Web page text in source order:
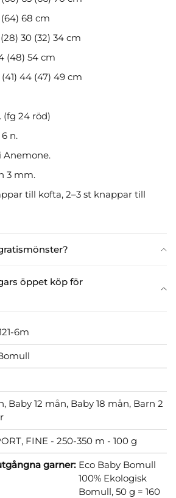
öppet köp för
68 cm
30 (32) 34 cm
(48) 54 cm
44 (47) 49 cm
(fg 24 röd)
n.
i Anemone.
3 mm.
till kofta, 2–3 st knappar till
6m
Baby 12 mån, Baby 18 mån, Barn 2
FINE - 250-350 m - 100 g
garner: Eco Baby Bomull
100% Ekologisk
Bomull, 50 g = 160